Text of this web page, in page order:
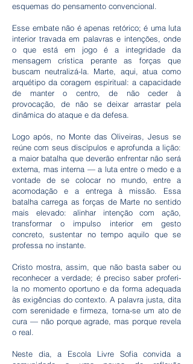
esquemas do pensamento convencional.
Esse embate não é apenas retórico; é uma luta
interior travada em palavras e intenções, onde
o que está em jogo é a integridade da
mensagem crística perante as forças que
buscam neutralizá-la. Marte, aqui, atua como
arquétipo da coragem espiritual: a capacidade
de manter o centro, de não ceder à
provocação, de não se deixar arrastar pela
dinâmica do ataque e da defesa.
Logo após, no Monte das Oliveiras, Jesus se
reúne com seus discípulos e aprofunda a lição:
a maior batalha que deverão enfrentar não será
externa, mas interna — a luta entre o medo e a
vontade de se colocar no mundo, entre a
acomodação e a entrega à missão. Essa
batalha carrega as forças de Marte no sentido
mais elevado: alinhar intenção com ação,
transformar o impulso interior em gesto
concreto, sustentar no tempo aquilo que se
professa no instante.
Cristo mostra, assim, que não basta saber ou
reconhecer a verdade; é preciso saber proferi-
la no momento oportuno e da forma adequada
às exigências do contexto. A palavra justa, dita
com serenidade e firmeza, torna-se um ato de
cura — não porque agrade, mas porque revela
o real.
Neste dia, a Escola Livre Sofia convida a